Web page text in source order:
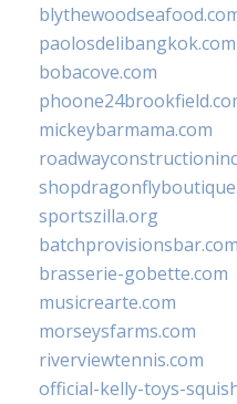
paolosdelibangkok.com
bobacove.com
mickeybarmama.com
sportszilla.org
batchprovisionsbar.com
brasserie-gobette.com
musicrearte.com
morseysfarms.com
riverviewtennis.com
official-kelly-toys-